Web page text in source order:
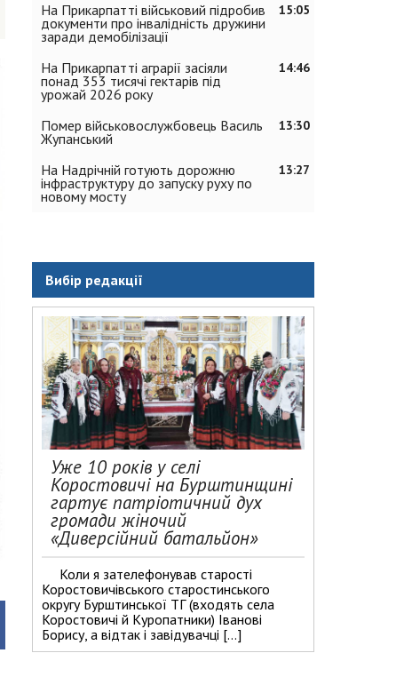
15:05
На Прикарпатті військовий підробив
документи про інвалідність дружини
заради демобілізації
14:46
На Прикарпатті аграрії засіяли
понад 353 тисячі гектарів під
урожай 2026 року
13:30
Помер військовослужбовець Василь
Жупанський
13:27
На Надрічній готують дорожню
інфраструктуру до запуску руху по
новому мосту
Вибір редакції
Уже 10 років у селі
Коростовичі на Бурштинщині
гартує патріотичний дух
громади жіночий
«Диверсійний батальйон»
Коли я зателефонував старості
Коростовичівського старостинського
округу Бурштинської ТГ (входять села
Коростовичі й Куропатники) Іванові
Борису, а відтак і завідувачці […]